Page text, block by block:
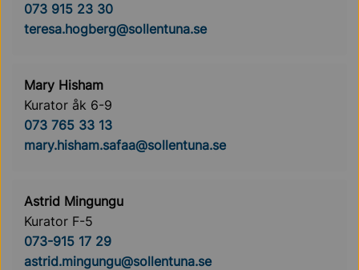
073 915 23 30
teresa.hogberg@sollentuna.se
Mary Hisham
Kurator åk 6-9
073 765 33 13
mary.hisham.safaa@sollentuna.se
Astrid Mingungu
Kurator F-5
073-915 17 29
astrid.mingungu@sollentuna.se